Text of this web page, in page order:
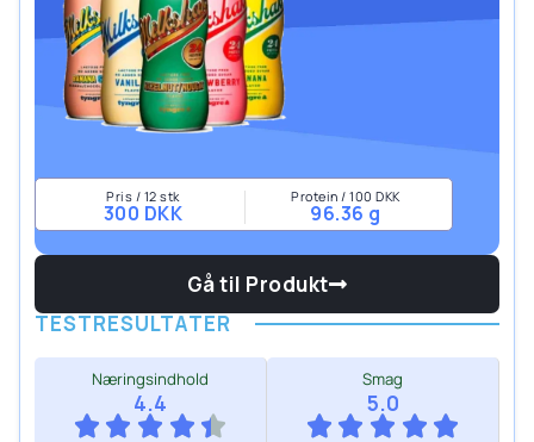
Pris / 12 stk
300 DKK
Protein / 100 DKK
96.36 g
Gå til Produkt
TESTRESULTATER
Næringsindhold
4.4
Smag
5.0